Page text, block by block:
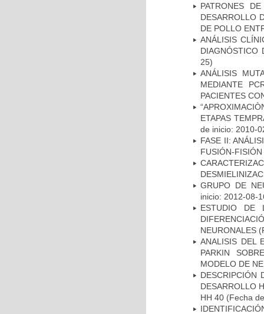
PATRONES
DESARROLLO
DE POLLO
ANÁLISIS
DIAGNÓSTICO
25)
ANÁLISIS
MEDIANTE
PACIENTES
ETAPAS
de inicio: 2010-
FASE II:
FUSIÓN-
GRUPO DE
inicio: 2012-08-
ESTUDIO DE
NEURONALES
ANALISIS DEL
PARKIN
MODELO DE
DESCRIPCIÓN
DESARROLLO
HH 40 (Fecha